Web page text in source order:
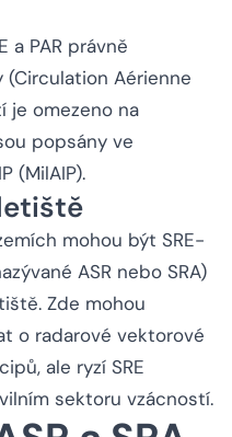
a PAR právně
Aérienne
je omezeno na
popsány ve
(MilAIP).
mohou být SRE-
ASR nebo SRA)
Zde mohou
o radarové vektorové
ale ryzí SRE
sektoru vzácností.